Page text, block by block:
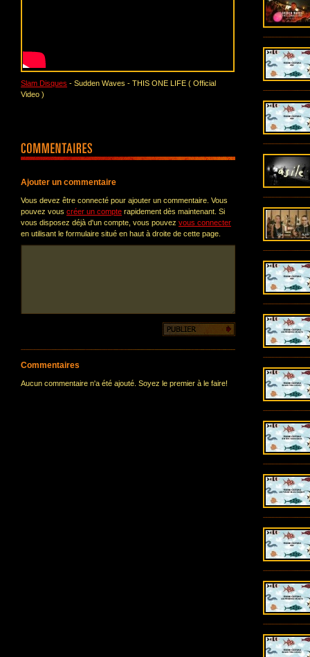
Slam Disques - Sudden Waves - THIS ONE LIFE ( Official
Video )
Ajouter un commentaire
Vous devez être connecté pour ajouter un commentaire. Vous
pouvez vous créer un compte rapidement dès maintenant. Si
vous disposez déjà d'un compte, vous pouvez vous connecter
en utilisant le formulaire situé en haut à droite de cette page.
Commentaires
Aucun commentaire n'a été ajouté. Soyez le premier à le faire!